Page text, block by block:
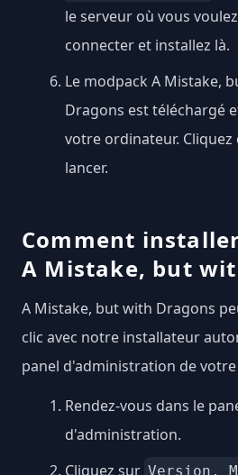
le serveur où vous
connecter et installez là.
Le modpack A Mistake,
Dragons est téléchargé
votre ordinateur. Cliquez
lancer.
Comment
A Mistake, but
A Mistake, but with Dragons
clic avec notre installateur
panel d'administration de
Rendez-vous dans le
d'administration.
Cliquez sur Version,